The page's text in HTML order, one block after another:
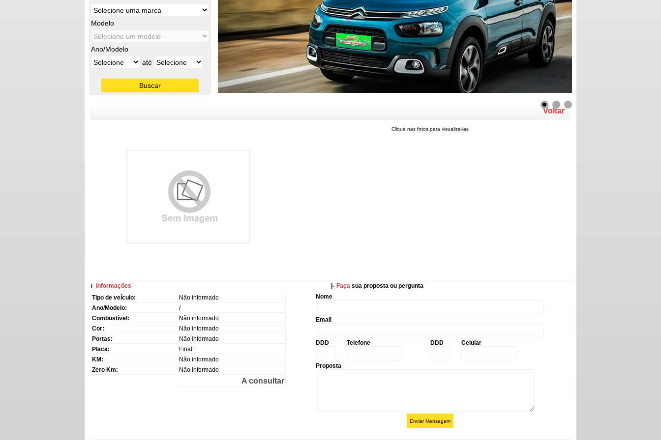
Modelo
Ano/Modelo
até
Voltar
Clique nas fotos para visualiza-las
|- Informações |- Faça sua proposta ou pergunta
Tipo de veículo:
Não informado
Ano/Modelo:
/
Combustível:
Não informado
Cor:
Não informado
Portas:
Não informado
Placa:
Final:
KM:
Não informado
Zero Km:
Não informado
A consultar
Nome
Email
DDD Telefone DDD Celular
Proposta